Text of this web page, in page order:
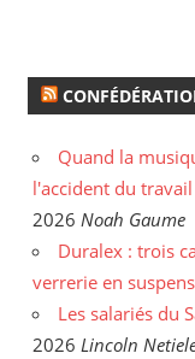
Quand la
l'accident du
2026 Noah Gaume
Duralex : trois
verrerie en suspens
Les salariés du
2026 Lincoln